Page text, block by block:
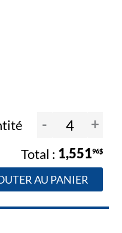
- +
1,55196$
AU PANIER